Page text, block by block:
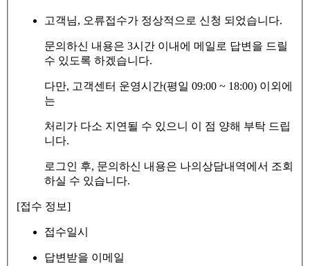
고객님, 오류접수가 정상적으로 신청 되었습니다.
문의하신 내용은 3시간 이내에 메일로 답변을 드릴
수 있도록 하겠습니다.
다만, 고객센터 운영시간(평일 09:00 ~ 18:00) 이외에
는
처리가 다소 지연될 수 있으니 이 점 양해 부탁 드립
니다.
로그인 후, 문의하신 내용은 나의상담내역에서 조회
하실 수 있습니다.
[접수 정보]
접수일시
답변받을 이메일